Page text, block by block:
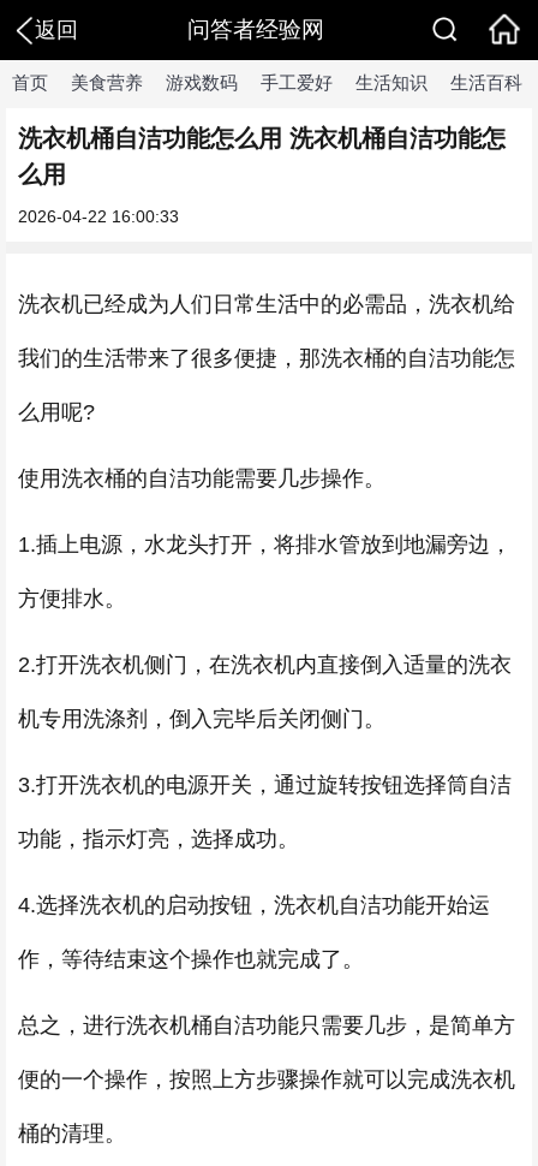
返回 问答者经验网
首页 美食营养 游戏数码 手工爱好 生活知识 生活百科
洗衣机桶自洁功能怎么用 洗衣机桶自洁功能怎
么用
2026-04-22 16:00:33
洗衣机已经成为人们日常生活中的必需品，洗衣机给
我们的生活带来了很多便捷，那洗衣桶的自洁功能怎
么用呢?
使用洗衣桶的自洁功能需要几步操作。
1.插上电源，水龙头打开，将排水管放到地漏旁边，
方便排水。
2.打开洗衣机侧门，在洗衣机内直接倒入适量的洗衣
机专用洗涤剂，倒入完毕后关闭侧门。
3.打开洗衣机的电源开关，通过旋转按钮选择筒自洁
功能，指示灯亮，选择成功。
4.选择洗衣机的启动按钮，洗衣机自洁功能开始运
作，等待结束这个操作也就完成了。
总之，进行洗衣机桶自洁功能只需要几步，是简单方
便的一个操作，按照上方步骤操作就可以完成洗衣机
桶的清理。